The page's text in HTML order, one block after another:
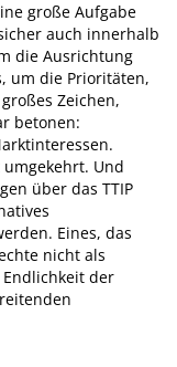
große Aufgabe
auch innerhalb
die Ausrichtung
um die Prioritäten,
Zeichen,
betonen:
Und
über das TTIP
Eines, das
nicht als
der